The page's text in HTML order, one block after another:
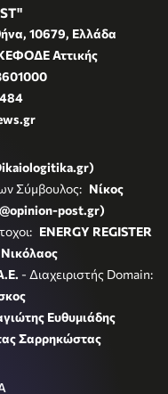
10679, Ελλάδα
Αττικής
Σύμβουλος: Νίκος
post.gr)
ENERGY REGISTER
- Διαχειριστής Domain:
Ευθυμιάδης
Σαρρηκώστας